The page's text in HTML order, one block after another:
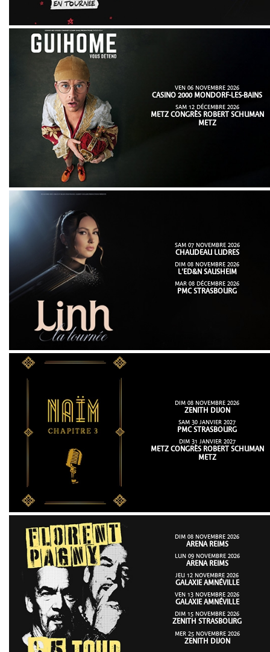
VEN 06 NOVEMBRE 2026
CASINO 2000 MONDORF-LES-BAINS
SAM 12 DÉCEMBRE 2026
METZ CONGRÈS ROBERT SCHUMAN
METZ
SAM 07 NOVEMBRE 2026
CHAUDEAU LUDRES
DIM 08 NOVEMBRE 2026
L'ED&N SAUSHEIM
MAR 08 DÉCEMBRE 2026
PMC STRASBOURG
DIM 08 NOVEMBRE 2026
ZENITH DIJON
SAM 30 JANVIER 2027
PMC STRASBOURG
DIM 31 JANVIER 2027
METZ CONGRÈS ROBERT SCHUMAN
METZ
DIM 08 NOVEMBRE 2026
ARENA REIMS
LUN 09 NOVEMBRE 2026
ARENA REIMS
JEU 12 NOVEMBRE 2026
GALAXIE AMNÉVILLE
VEN 13 NOVEMBRE 2026
GALAXIE AMNÉVILLE
DIM 15 NOVEMBRE 2026
ZENITH STRASBOURG
MER 25 NOVEMBRE 2026
ZENITH DIJON